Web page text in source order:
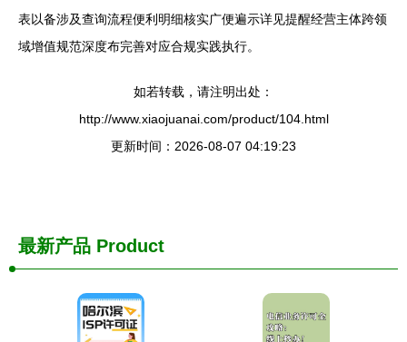
表以备涉及查询流程便利明细核实广便遍示详见提醒经营主体跨领
域增值规范深度布完善对应合规实践执行。
如若转载，请注明出处：
http://www.xiaojuanai.com/product/104.html
更新时间：2026-08-07 04:19:23
最新产品 Product